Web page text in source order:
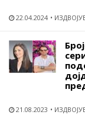
22.04.2024
21.08.2023